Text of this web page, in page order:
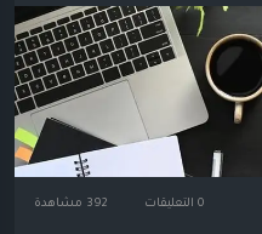
0 التعليقات